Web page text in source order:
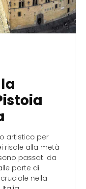
artistico per
risale alla metà
passati da
porte di
nella